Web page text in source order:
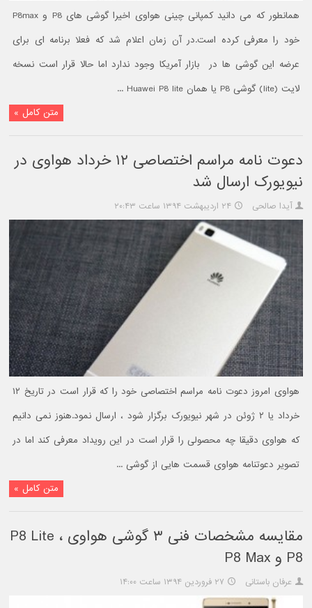
همانطور که می دانید کمپانی چینی هواوی اخیرا گوشی های P8 و P8max
خود را معرفی کرده است.در آن زمان اعلام شد که فعلا برنامه ای برای
عرضه این گوشی ها در بازار آمریکا وجود ندارد اما حالا قرار است نسخه
لایت (lite) گوشی P8 یا همان Huawei P8 lite ...
متن کامل »
دعوت نامه مراسم اختصاصی ۱۲ خرداد هواوی در
نیویورک ارسال شد
آیدا صالحی ۲۴ اردیبهشت ۱۳۹۴ ساعت ۲۰:۴۳
هواوی امروز دعوت نامه مراسم اختصاصی خود را که قرار است در تاریخ ۱۲
خرداد یا ۲ ژوئن در شهر نیویورک برگزار شود ، ارسال نمود.هنوز نمی دانیم
که هواوی دقیقا چه محصولی را قرار است در این رویداد معرفی کند اما در
تصویر دعوتنامه هواوی قسمت هایی از گوشی ...
متن کامل »
مقایسه مشخصات فنی ۳ گوشی هواوی P8 Lite ،
P8 و P8 Max
عرفان باستانی ۲۷ فروردین ۱۳۹۴ ساعت ۱۴:۰۰